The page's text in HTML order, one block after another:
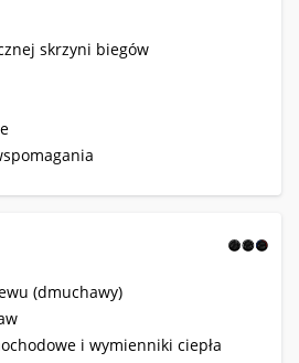
skrzyni biegów
(dmuchawy)
i wymienniki ciepła